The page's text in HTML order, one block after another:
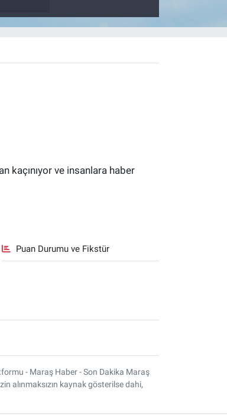
kaçınıyor ve insanlara haber
Puan Durumu ve Fikstür
- Maraş Haber - Son Dakika Maraş
alınmaksızın kaynak gösterilse dahi,